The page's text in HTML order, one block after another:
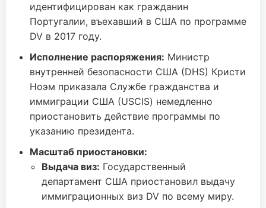
идентифицирован как гражданин
Португалии, въехавший в США по программе
DV в 2017 году.
Исполнение распоряжения: Министр
внутренней безопасности США (DHS) Кристи
Ноэм приказала Службе гражданства и
иммиграции США (USCIS) немедленно
приостановить действие программы по
указанию президента.
Масштаб приостановки:
Выдача виз: Государственный
департамент США приостановил выдачу
иммиграционных виз DV по всему миру.